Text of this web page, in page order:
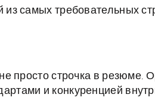
самых требовательных
просто строчка в резюме.
и конкуренцией